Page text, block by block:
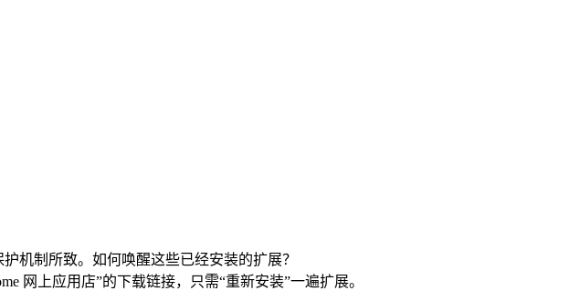
机制所致。如何唤醒这些已经安装的扩展？
网上应用店”的下载链接，只需“重新安装”一遍扩展。